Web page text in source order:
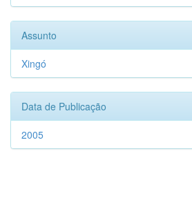
Assunto
Xingó
Data de Publicação
2005